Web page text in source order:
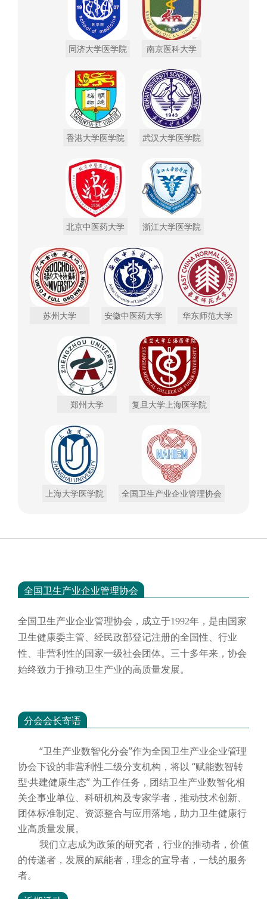
同济大学医学院 南京医科大学
香港大学医学院 武汉大学医学院
北京中医药大学 浙江大学医学院
苏州大学 安徽中医药大学 华东师范大学
郑州大学 复旦大学上海医学院
上海大学医学院 全国卫生产业企业管理协会
全国卫生产业企业管理协会
全国卫生产业企业管理协会，成立于1992年，是由国家
卫生健康委主管、经民政部登记注册的全国性、行业
性、非营利性的国家一级社会团体。三十多年来，协会
始终致力于推动卫生产业的高质量发展。
分会会长寄语
“卫生产业数智化分会”作为全国卫生产业企业管理
协会下设的非营利性二级分支机构，将以 “赋能数智转
型·共建健康生态” 为工作任务，团结卫生产业数智化相
关企事业单位、科研机构及专家学者，推动技术创新、
团体标准制定、资源整合与应用落地，助力卫生健康行
业高质量发展。
我们立志成为政策的研究者，行业的推动者，价值
的传递者，发展的赋能者，理念的宣导者，一线的服务
者。